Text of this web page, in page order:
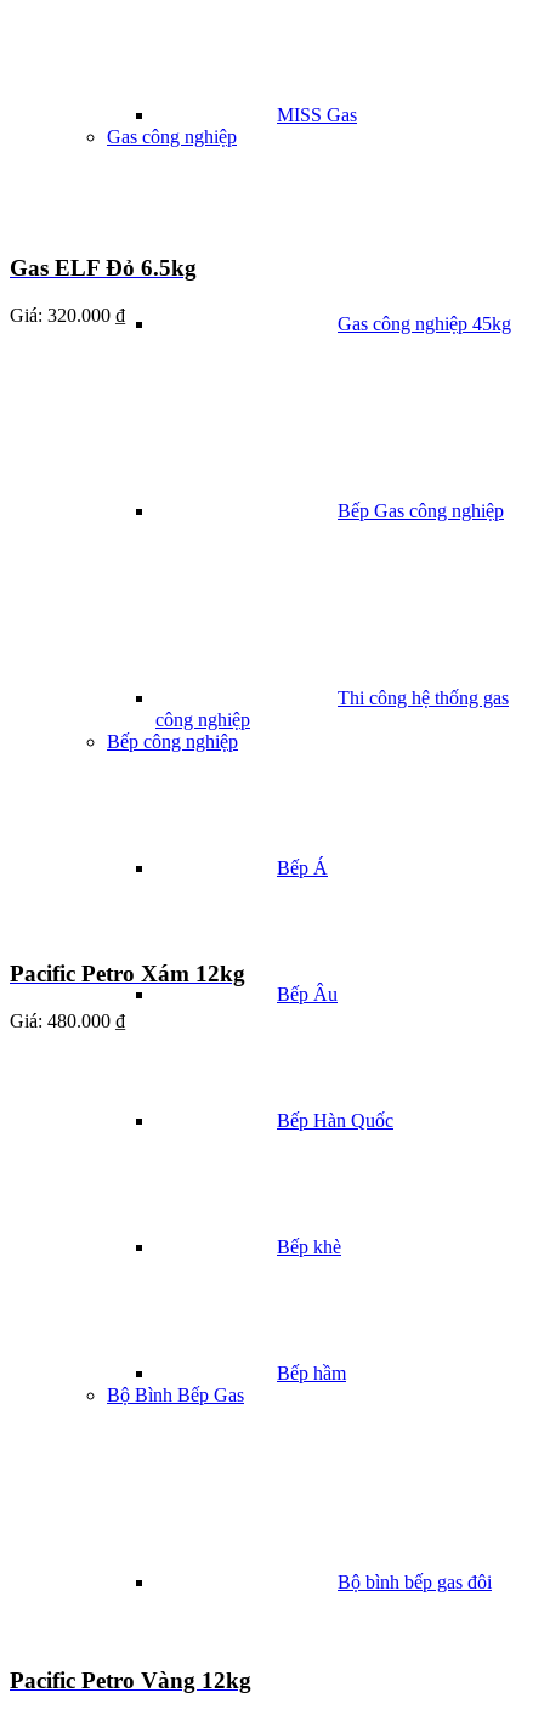
MISS Gas
Gas công nghiệp
Gas công nghiệp 45kg
Bếp Gas công nghiệp
Thi công hệ thống gas
công nghiệp
Bếp công nghiệp
Bếp Á
Bếp Âu
Bếp Hàn Quốc
Bếp khè
Bếp hầm
Bộ Bình Bếp Gas
Bộ bình bếp gas đôi
Gas ELF Đỏ 6.5kg
Giá: 320.000 ₫
Pacific Petro Xám 12kg
Giá: 480.000 ₫
Pacific Petro Vàng 12kg